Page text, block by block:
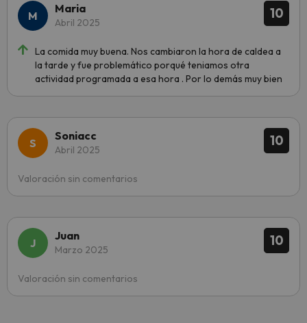
10
Maria
Abril 2025
La comida muy buena. Nos cambiaron la hora de caldea a
la tarde y fue problemático porqué teniamos otra
actividad programada a esa hora . Por lo demás muy bien
10
Soniacc
Abril 2025
Valoración sin comentarios
10
Juan
Marzo 2025
Valoración sin comentarios